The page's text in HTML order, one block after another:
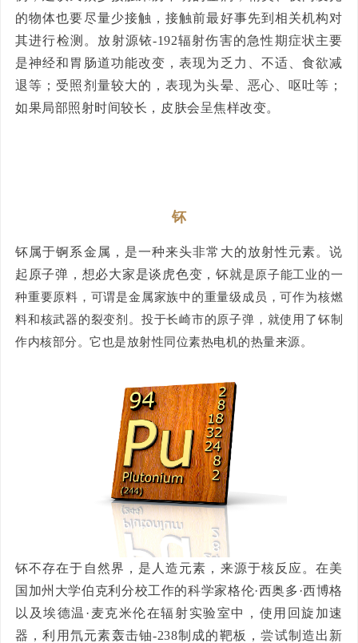
的物体也要尽量少接触，接触前最好事先到相关机构对
其进行检测。放射源铱-192辐射伤害的急性期症状主要
是神经和胃肠道功能改变，表现为乏力、不适、食欲减
退等；受照剂量较大的，表现为头晕、恶心、呕吐等；
如果局部照射时间较长，皮肤会呈焦样改变。
钚
钚属于锕系金属，是一种来头非常大的放射性元素。说
起原子弹，想必大家是谈虎色变，钚就是原子能工业的一
种重要原料，可谓是金属家族中的重量级成员，可作为核燃
料和核武器的裂变剂。投于长崎市的原子弹，就使用了钚制
作内核部分。它也是放射性同位素热电机的热量来源。
钚不存在于自然界，是人造元素，来源于核反应。在美
国加州大学伯克利分校工作的科学家格伦·西奥多·西博格
以及埃德温·麦克米伦在辐射实验室中，使用回旋加速
器，利用氘元素轰击铀-238制成的靶板，尝试制造出新